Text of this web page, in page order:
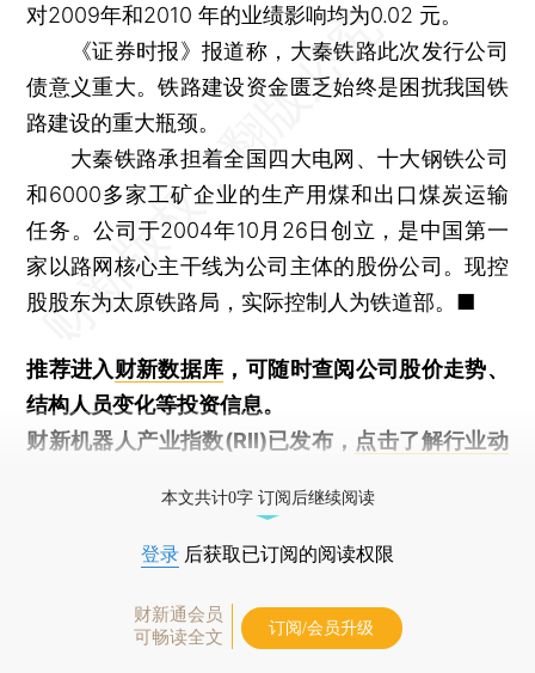
对2009年和2010 年的业绩影响均为0.02 元。
《证券时报》报道称，大秦铁路此次发行公司
债意义重大。铁路建设资金匮乏始终是困扰我国铁
路建设的重大瓶颈。
大秦铁路承担着全国四大电网、十大钢铁公司
和6000多家工矿企业的生产用煤和出口煤炭运输
任务。公司于2004年10月26日创立，是中国第一
家以路网核心主干线为公司主体的股份公司。现控
股股东为太原铁路局，实际控制人为铁道部。■
推荐进入财新数据库 ，可随时查阅公司股价走势、
结构人员变化等投资信息。
财新机器人产业指数(RII)已发布， 点击了解行业动
本文共计0字 订阅后继续阅读
登录 后获取已订阅的阅读权限
财新通会员
可畅读全文
订阅/会员升级